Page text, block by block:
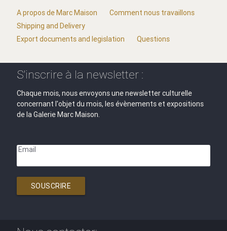
A propos de Marc Maison
Comment nous travaillons
Shipping and Delivery
Export documents and legislation
Questions
S'inscrire à la newsletter :
Chaque mois, nous envoyons une newsletter culturelle
concernant l'objet du mois, les évènements et expositions
de la Galerie Marc Maison.
Email
SOUSCRIRE